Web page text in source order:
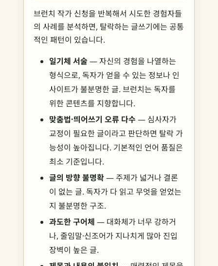
브런치 작가 신청을 반복해서 시도한 경험자들
의 사례를 분석하면, 탈락하는 글쓰기에는 공통
적인 패턴이 있습니다.
일기체 서술 — 자신의 경험을 나열하는
형식으로, 독자가 얻을 수 있는 정보나 인
사이트가 불분명한 글. 브런치는 독자를
위한 콘텐츠를 지향합니다.
맞춤법·띄어쓰기 오류 다수 — 심사자가
교정이 필요한 글이라고 판단하면 탈락 가
능성이 높아집니다. 기본적인 언어 품질은
최소 기준입니다.
글의 방향 불명확— 주제가 넓거나 결론
이 없는 글. 독자가 다 읽고 무엇을 얻었는
지 불분명한 구조.
과도한 구어체 — 대화체가 너무 강하거
나, 줄임말·신조어가 지나치게 많아 진입
장벽이 높은 글.